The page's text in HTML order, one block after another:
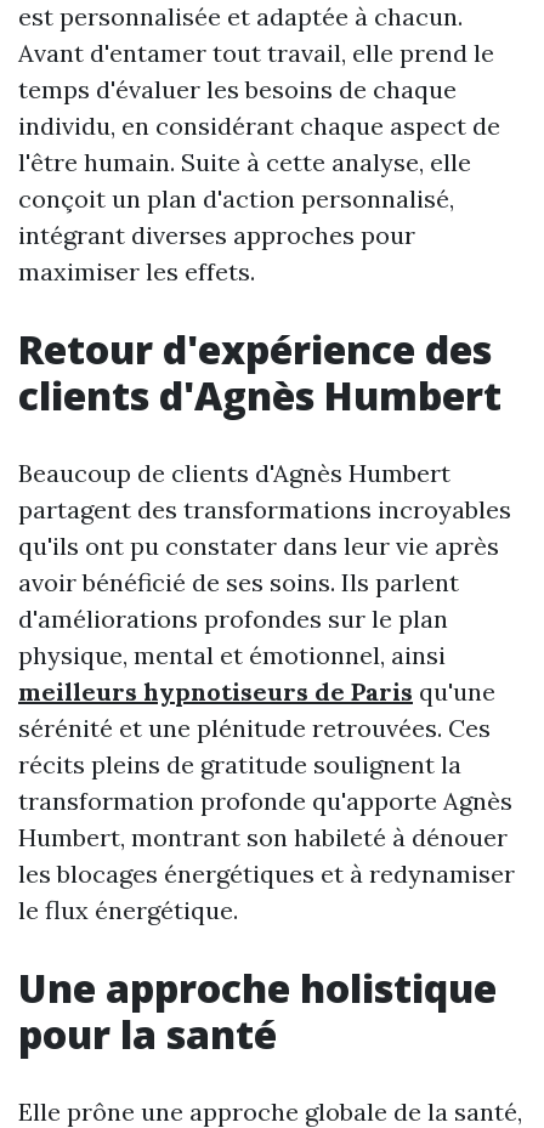
est personnalisée et adaptée à chacun.
Avant d'entamer tout travail, elle prend le
temps d'évaluer les besoins de chaque
individu, en considérant chaque aspect de
l'être humain. Suite à cette analyse, elle
conçoit un plan d'action personnalisé,
intégrant diverses approches pour
maximiser les effets.
Retour d'expérience des
clients d'Agnès Humbert
Beaucoup de clients d'Agnès Humbert
partagent des transformations incroyables
qu'ils ont pu constater dans leur vie après
avoir bénéficié de ses soins. Ils parlent
d'améliorations profondes sur le plan
physique, mental et émotionnel, ainsi
meilleurs hypnotiseurs de Paris qu'une
sérénité et une plénitude retrouvées. Ces
récits pleins de gratitude soulignent la
transformation profonde qu'apporte Agnès
Humbert, montrant son habileté à dénouer
les blocages énergétiques et à redynamiser
le flux énergétique.
Une approche holistique
pour la santé
Elle prône une approche globale de la santé,